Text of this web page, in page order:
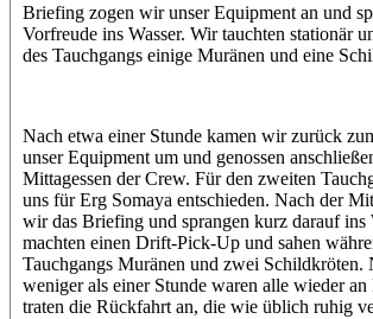
Briefing zogen wir unser Equipment an und
Vorfreude ins Wasser. Wir tauchten stationär
des Tauchgangs einige Muränen und eine
Nach etwa einer Stunde kamen wir zurück
unser Equipment um und genossen
Mittagessen der Crew. Für den zweiten
uns für Erg Somaya entschieden. Nach der
wir das Briefing und sprangen kurz darauf ins
machten einen Drift-Pick-Up und sahen
Tauchgangs Muränen und zwei Schildkröten.
weniger als einer Stunde waren alle wieder
traten die Rückfahrt an, die wie üblich ruhig